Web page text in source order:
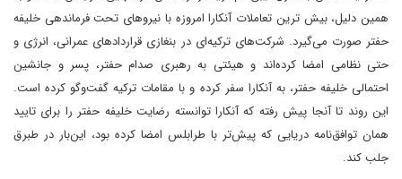
همین دلیل، بیش ترین تعاملات آنکارا امروزه با نیروهای تحت فرماندهی خلیفه
حفتر صورت می‌گیرد. شرکت‌های ترکیه‌ای در بنغازی قراردادهای عمرانی، انرژی و
حتی نظامی امضا کرده‌اند و هیئتی به رهبری صدام حفتر، پسر و جانشین
احتمالی خلیفه حفتر، به آنکارا سفر کرده و با مقامات ترکیه گفت‌وگو کرده است.
این روند تا آنجا پیش رفته که آنکارا توانسته رضایت خلیفه حفتر را برای تایید
همان توافق‌نامه دریایی که پیش‌تر با طرابلس امضا کرده بود، این‌بار در طبرق
جلب کند.